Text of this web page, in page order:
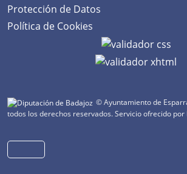
Protección de Datos
Política de Cookies
© Ayuntamiento de
todos los derechos reservados.Servicio ofrecido por